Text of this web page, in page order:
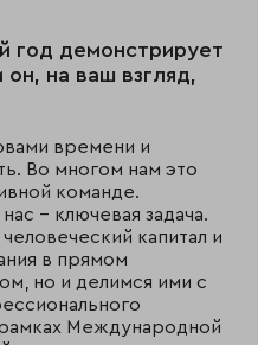
год демонстрирует
на ваш взгляд,
времени и
Во многом нам это
команде.
– ключевая задача.
капитал и
в прямом
но и делимся ими с
Международной